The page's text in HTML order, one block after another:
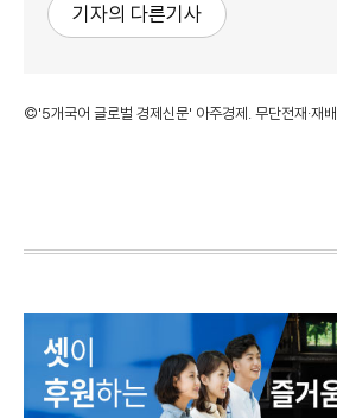
기자의 다른기사
©'5개국어 글로벌 경제신문' 아주경제. 무단전재·재배